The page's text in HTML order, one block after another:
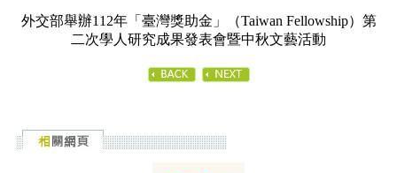
外交部舉辦112年「臺灣獎助金」（Taiwan Fellowship）第
二次學人研究成果發表會暨中秋文藝活動